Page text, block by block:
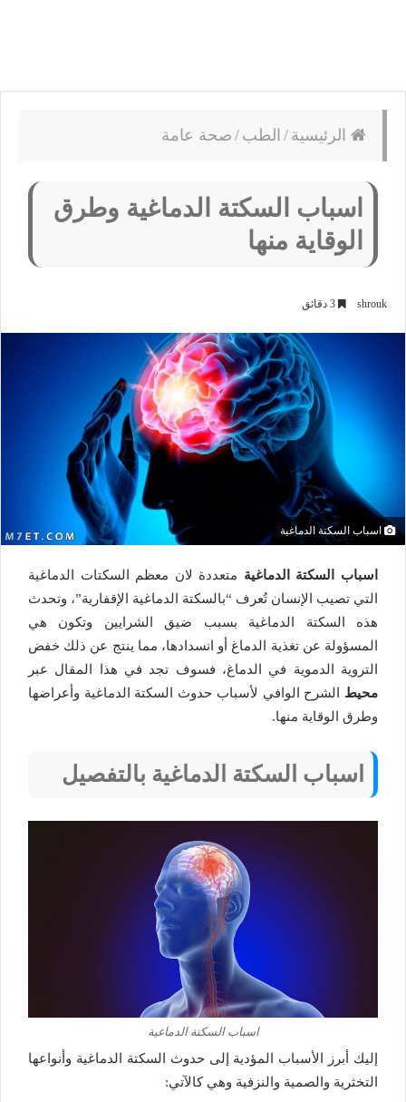
الرئيسية / الطب / صحة عامة
اسباب السكتة الدماغية وطرق
الوقاية منها
shrouk
اسباب السكتة الدماغية
اسباب السكتة الدماغية متعددة لان معظم السكتات الدماغية
التي تصيب الإنسان تُعرف “بالسكتة الدماغية الإقفارية”، وتحدث
هذه السكتة الدماغية بسبب ضيق الشرايين وتكون هي
المسؤولة عن تغذية الدماغ أو انسدادها، مما ينتج عن ذلك خفض
التروية الدموية في الدماغ، فسوف تجد في هذا المقال عبر
محيط الشرح الوافي لأسباب حدوث السكتة الدماغية وأعراضها
وطرق الوقاية منها.
اسباب السكتة الدماغية بالتفصيل
اسباب السكتة الدماغية
إليك أبرز الأسباب المؤدية إلى حدوث السكتة الدماغية وأنواعها
التخثرية والصمية والنزفية وهي كالآتي: